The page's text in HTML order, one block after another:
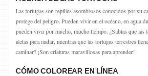
Las tortugas son reptiles asombrosos conocidos por su
protege del peligro. Pueden vivir en el océano, en agua
pueden vivir por mucho, mucho tiempo. ¿Sabías que las
aletas para nadar, mientras que las tortugas terrestres
caminar? ¡Son criaturas maravillosas para aprender!
CÓMO COLOREAR EN LÍNEA